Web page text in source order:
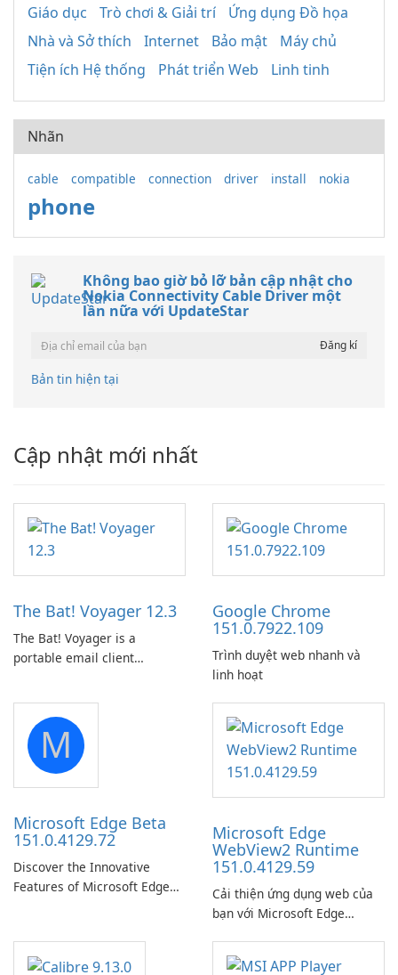
Giáo dục Trò chơi & Giải trí
Ứng dụng Đồ họa
Nhà và Sở thích
Internet Bảo mật
Máy chủ
Tiện ích Hệ thống
Phát triển Web Linh tinh
Nhãn
cable compatible connection driver install nokia
phone
Không bao giờ bỏ lỡ bản cập nhật cho
Nokia Connectivity Cable Driver một
lần nữa với UpdateStar
Bản tin hiện tại
Cập nhật mới nhất
The Bat! Voyager 12.3
The Bat! Voyager is a
portable email client
portable media on any
computer running Microsoft
Windows.
Google Chrome
151.0.7922.109
Trình duyệt web nhanh và
linh hoạt
M
Microsoft Edge Beta
151.0.4129.72
Discover the Innovative
Features of Microsoft Edge
Beta, developed by Microsoft
Corporation, is shaping the
Microsoft Edge
WebView2 Runtime
151.0.4129.59
Cải thiện ứng dụng web của
bạn với Microsoft Edge